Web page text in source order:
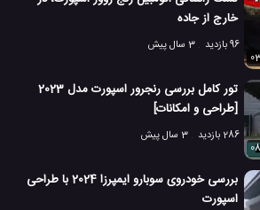
خارج از جاده
96 بازدید
3 سال پیش
تور کامل بررسی رنجرور اسپورت مدل 2023
[طراحی و امکانات]
286 بازدید
3 سال پیش
بررسی خودروی سوبارو ایمپرزا 2024 با طراحی
اسپورت